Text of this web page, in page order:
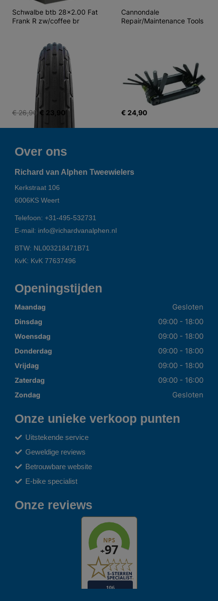
Schwalbe btb 28x2.00 Fat
Frank R zw/coffee br
€ 26,90 € 23,90
Cannondale
Repair/Maintenance Tools
€ 24,90
Over ons
Richard van Alphen Tweewielers
Kerkstraat 106
6006KS Weert
Telefoon: +31-495-532731
E-mail: info@richardvanalphen.nl
BTW: NL003218471B71
KvK: KvK 77637496
Openingstijden
Maandag Gesloten
Dinsdag 09:00 - 18:00
Woensdag 09:00 - 18:00
Donderdag 09:00 - 18:00
Vrijdag 09:00 - 18:00
Zaterdag 09:00 - 16:00
Zondag Gesloten
Onze unieke verkoop punten
Uitstekende service
Geweldige reviews
Betrouwbare website
E-bike specialist
Onze reviews